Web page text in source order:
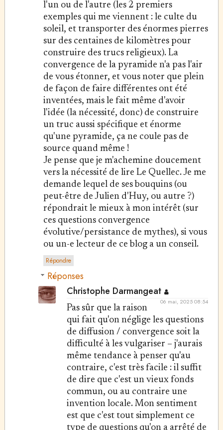
l'un ou de l'autre (les 2 premiers
exemples qui me viennent : le culte du
soleil, et transporter des énormes pierres
sur des centaines de kilomètres pour
construire des trucs religieux). La
convergence de la pyramide n'a pas l'air
de vous étonner, et vous noter que plein
de façon de faire différentes ont été
inventées, mais le fait même d'avoir
l'idée (la nécessité, donc) de construire
un truc aussi spécifique et énorme
qu'une pyramide, ça ne coule pas de
source quand même !
Je pense que je m'achemine doucement
vers la nécessité de lire Le Quellec. Je me
demande lequel de ses bouquins (ou
peut-être de Julien d'Huy, ou autre ?)
répondrait le mieux à mon intérêt (sur
ces questions convergence
évolutive/persistance de mythes), si vous
ou un-e lecteur de ce blog a un conseil.
Répondre
Réponses
Christophe Darmangeat
06 mai, 2025 08:54
Pas sûr que la raison
qui fait qu'on néglige les questions
de diffusion / convergence soit la
difficulté à les vulgariser – j'aurais
même tendance à penser qu'au
contraire, c'est très facile : il suffit
de dire que c'est un vieux fonds
commun, ou au contraire une
invention locale. Mon sentiment
est que c'est tout simplement ce
type de questions qu'on a arrêté de